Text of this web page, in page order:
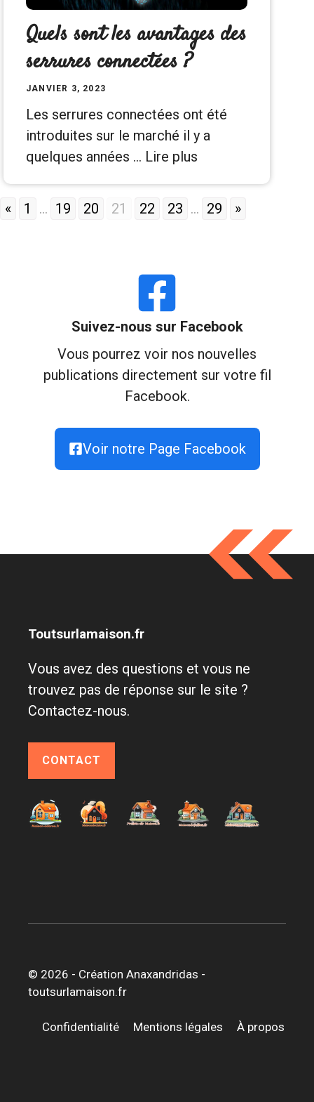
Quels sont les avantages des
serrures connectées ?
JANVIER 3, 2023
Les serrures connectées ont été
introduites sur le marché il y a
quelques années … Lire plus
« 1 ... 19 20 21 22 23 ... 29 »
Suivez-nous sur Facebook
Vous pourrez voir nos nouvelles
publications directement sur votre fil
Facebook.
Voir notre Page Facebook
Toutsurlamaison.fr
Vous avez des questions et vous ne
trouvez pas de réponse sur le site ?
Contactez-nous.
CONTACT
© 2026 - Création Anaxandridas -
toutsurlamaison.fr
Confidentialité Mentions légales À propos